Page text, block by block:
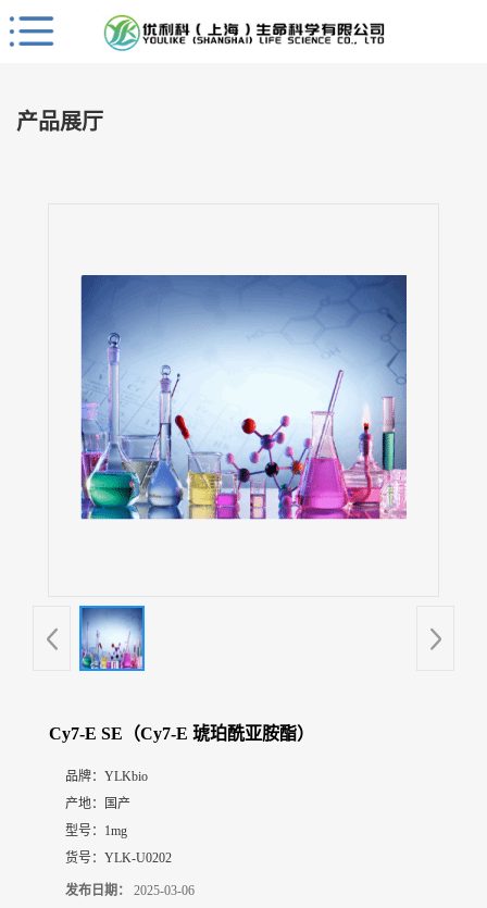
Close
首
产品展厅
Cy7-E SE（Cy7-E 琥珀酰亚胺酯）
品牌： YLKbio
产地：
国产
型号： 1mg
货号： YLK-U0202
发布日期： 2025-03-06